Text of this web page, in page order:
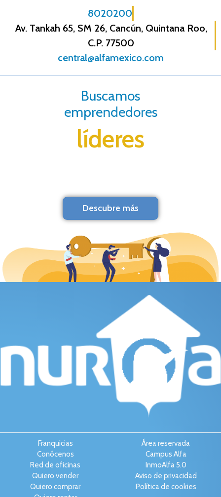
8020200
Av. Tankah 65, SM 26, Cancún, Quintana Roo,
C.P. 77500
central@alfamexico.com
Buscamos
emprendedores
líderes
Descubre más
Franquicias
Conócenos
Red de oficinas
Quiero vender
Quiero comprar
Área reservada
Campus Alfa
InmoAlfa 5.0
Aviso de privacidad
Política de cookies